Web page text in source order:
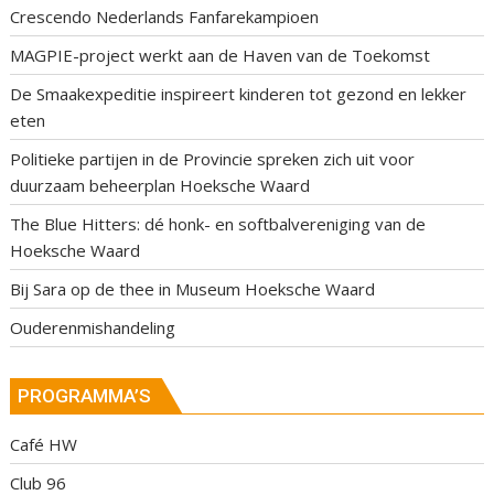
Crescendo Nederlands Fanfarekampioen
MAGPIE-project werkt aan de Haven van de Toekomst
De Smaakexpeditie inspireert kinderen tot gezond en lekker
eten
Politieke partijen in de Provincie spreken zich uit voor
duurzaam beheerplan Hoeksche Waard
The Blue Hitters: dé honk- en softbalvereniging van de
Hoeksche Waard
Bij Sara op de thee in Museum Hoeksche Waard
Ouderenmishandeling
PROGRAMMA’S
Café HW
Club 96